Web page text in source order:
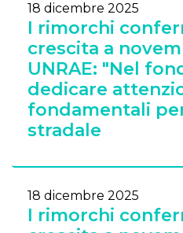
18 dicembre 2025
I rimorchi
crescita a
UNRAE: "Nel
dedicare
fondamentali
stradale
18 dicembre 2025
I rimorchi